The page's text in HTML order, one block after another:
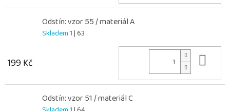
Odstín: vzor 55 / materiál A
Skladem 1| 63
199 Kč
Odstín: vzor 51 / materiál C